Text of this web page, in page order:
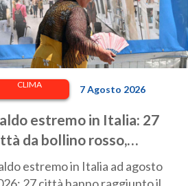
CLIMA 7 Agosto 2026
estremo in Italia: 27
da bollino rosso,
fino a 62° e punte di
alla stazione di Napoli
estremo in Italia ad agosto